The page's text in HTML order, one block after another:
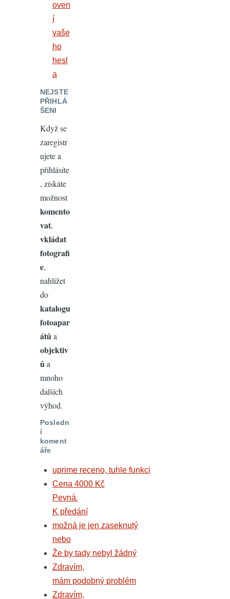
oven
í
vaše
ho
hesl
a
NEJSTE
PŘIHLÁ
ŠENI
Když se
zaregistr
ujete a
přihlásíte
, získáte
možnost
komento
vat,
vkládat
fotografi
e,
nahlížet
do
katalogu
fotoapar
átů a
objektiv
ů a
mnoho
dalších
výhod.
Posledn
í
koment
áře
uprime receno, tuhle funkci
Cena 4000 Kč
Pevná.
K předání
možná je jen zaseknutý
nebo
Že by tady nebyl žádný
Zdravím,
mám podobný problém
Zdravím,